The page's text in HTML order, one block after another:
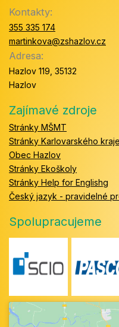
Kontakty:
355 335 174
martinkova@zshazlov.cz
Adresa:
Hazlov 119, 35132
Hazlov
Zajímavé zdroje
Stránky MŠMT
Stránky Karlovarského kraje
Obec Hazlov
Stránky Ekoškoly
Stránky Help for Englishg
Český jazyk - pravidelné
Spolupracujeme